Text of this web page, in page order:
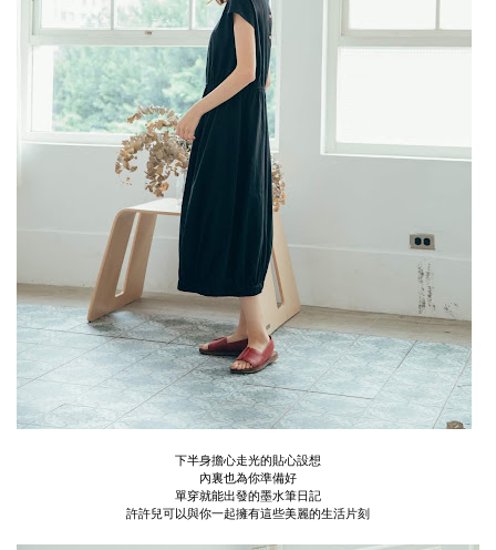
下半身擔心走光的貼心設想
內裏也為你準備好
單穿就能出發的墨水筆日記
許許兒可以與你一起擁有這些美麗的生活片刻